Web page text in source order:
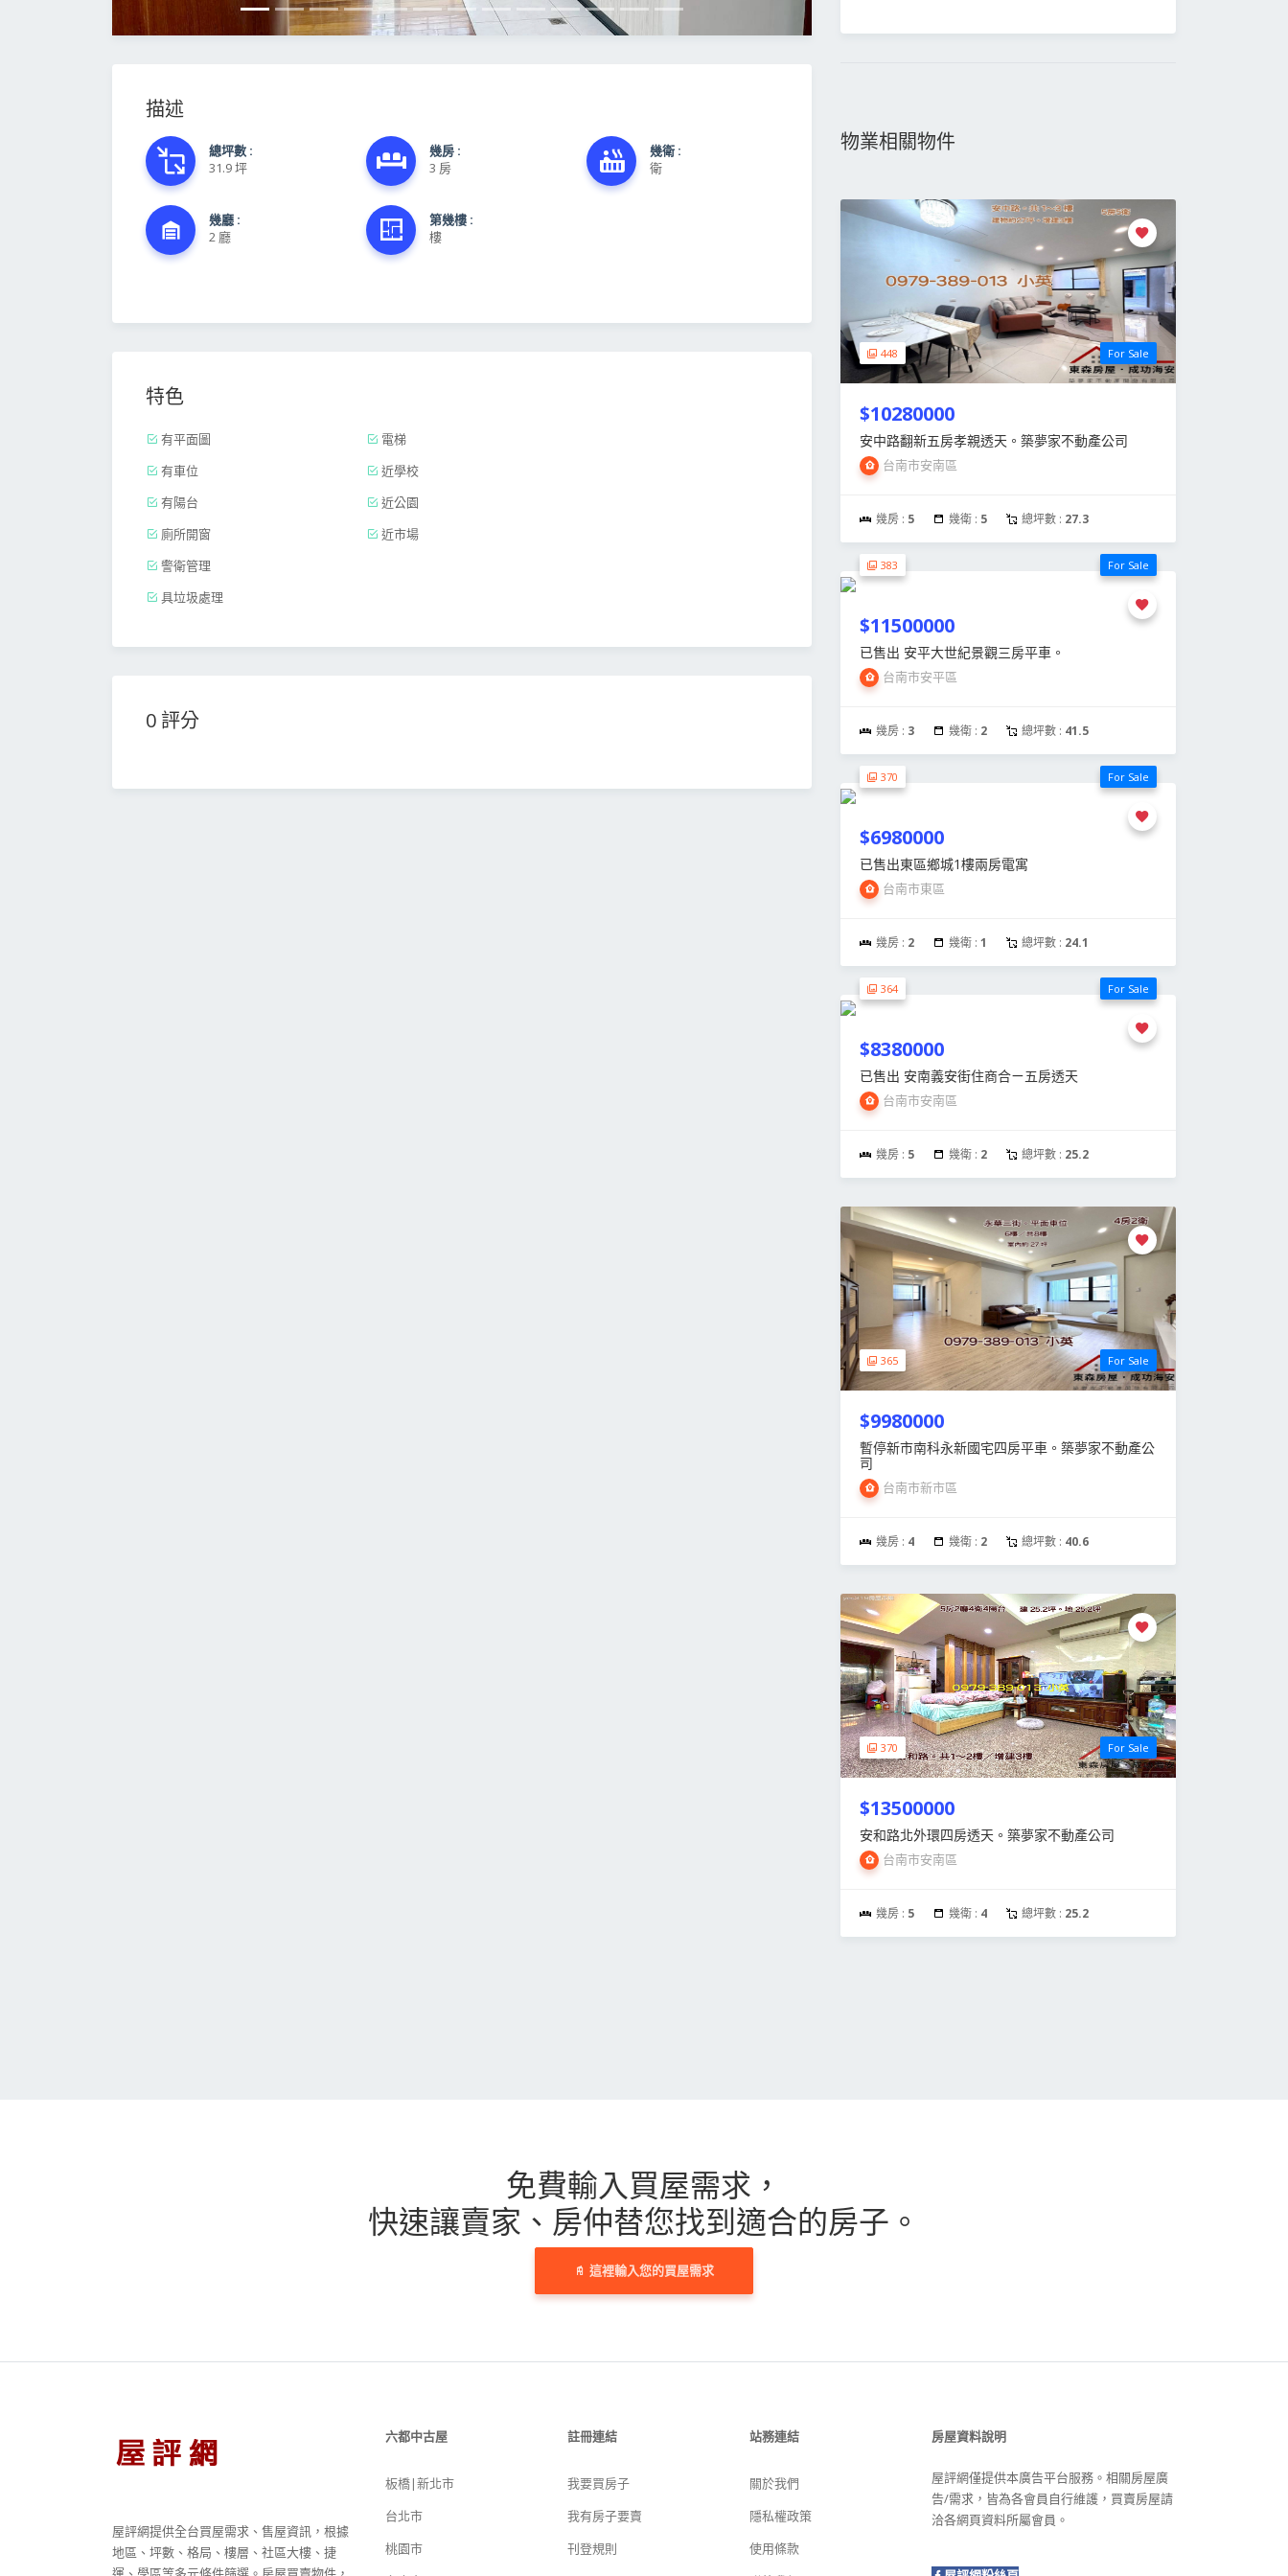
描述
總坪數 :
31.9 坪
幾房 :
3 房
幾衛 :
衛
幾廳 :
2 廳
第幾樓 :
樓
特色
有平面圖
有車位
有陽台
廁所開窗
警衛管理
具垃圾處理
電梯
近學校
近公園
近市場
0 評分
物業相關物件
448 For Sale
$10280000
安中路翻新五房孝親透天。築夢家不動產公司
台南市安南區
幾房 : 5 幾衛 : 5 總坪數 : 27.3
383 For Sale
$11500000
已售出 安平大世紀景觀三房平車。
台南市安平區
幾房 : 3 幾衛 : 2 總坪數 : 41.5
370 For Sale
$6980000
已售出東區鄉城1樓兩房電寓
台南市東區
幾房 : 2 幾衛 : 1 總坪數 : 24.1
364 For Sale
$8380000
已售出 安南義安街住商合ㄧ五房透天
台南市安南區
幾房 : 5 幾衛 : 2 總坪數 : 25.2
365 For Sale
$9980000
暫停新市南科永新國宅四房平車。築夢家不動產公
司
台南市新市區
幾房 : 4 幾衛 : 2 總坪數 : 40.6
370 For Sale
$13500000
安和路北外環四房透天。築夢家不動產公司
台南市安南區
幾房 : 5 幾衛 : 4 總坪數 : 25.2
免費輸入買屋需求，
快速讓賣家、房仲替您找到適合的房子。
這裡輸入您的買屋需求
屋評網提供全台買屋需求、售屋資訊，根據
地區、坪數、格局、樓層、社區大樓、捷
六都中古屋
板橋|新北市
台北市
桃園市
註冊連結
我要買房子
我有房子要賣
刊登規則
站務連結
關於我們
隱私權政策
使用條款
房屋資料說明
屋評網僅提供本廣告平台服務。相關房屋廣
告/需求，皆為各會員自行維護，買賣房屋請
洽各網頁資料所屬會員。